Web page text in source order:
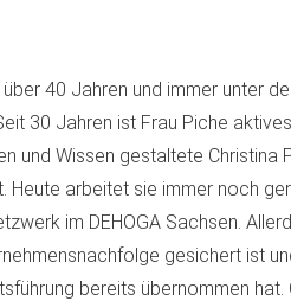
40 Jahren und immer unter
30 Jahren ist Frau Piche
und Wissen gestaltete Christina
Heute arbeitet sie immer noch
im DEHOGA Sachsen.
gesichert ist
bereits übernommen hat.